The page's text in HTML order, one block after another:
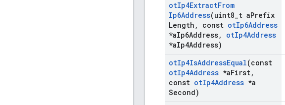
otIp4ExtractFrom
Ip6Address(uint8 t aPrefix
Length , const otIp6Address
*aIp6Address, otIp4Address
*aIp4Address)
otIp4IsAddressEqual(const
otIp4Address *aFirst,
const otIp4Address *a
Second)